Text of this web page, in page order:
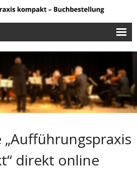
kompakt
„Aufführungspraxis
direkt online